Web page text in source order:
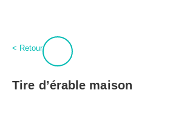
PROCURE-TOI MAGIQUES
< Retour
Tire d’érable maison
À propos
BPT+